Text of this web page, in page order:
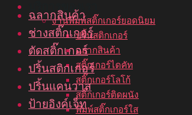
งานพิมพ์สติ๊กเกอร์ยอดนิยม
ปริ้นสติกเกอร์
ฉลากสินค้า
สติ๊กเกอร์ไดคัท
สติ๊กเกอร์โลโก้
สติ๊กเกอร์ติดผนัง
พิมพ์สติ๊กเกอร์ใส
ฉลากสินค้า
ช่างสติ๊กเกอร์
ตัดสติ๊กเกอร์
ปริ้นสติกเกอร์
ปริ้นแคนวาส
ป้ายอิงค์เจ็ท